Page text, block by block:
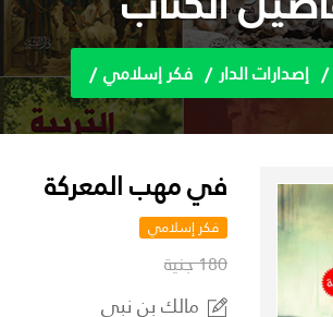
إصدارات الدار فكر إسلامي
في مهب المعركة
فكر إسلامي
180 جنية
مالك بن نبي